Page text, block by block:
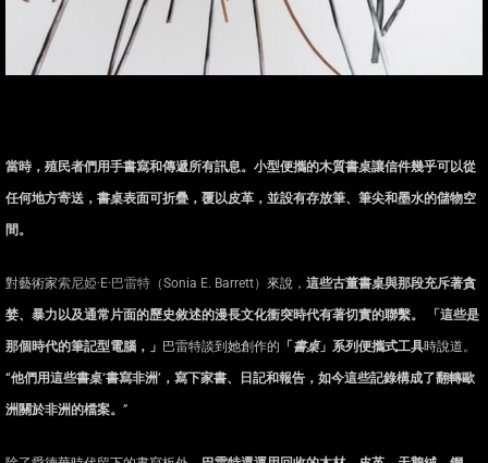
當時，殖民者們用手書寫和傳遞所有訊息。小型便攜的木質書桌讓信件幾乎可以從
任何地方寄送，書桌表面可折疊，覆以皮革，並設有存放筆、筆尖和墨水的儲物空
間。
對藝術家索尼婭·E·巴雷特（Sonia E. Barrett） 來說， 這些古董書桌與那段充斥著貪
婪、暴力以及通常片面的歷史敘述的漫長文化衝突時代有著切實的聯繫。 「這些是
那個時代的筆記型電腦，」 巴雷特談到她創作的 「 書桌」系列便攜式工具時說道。
“他們用這些書桌‘書寫非洲’ ，寫下家書、日記和報告，如今這些記錄構成了翻轉歐
洲關於非洲的檔案。 ”